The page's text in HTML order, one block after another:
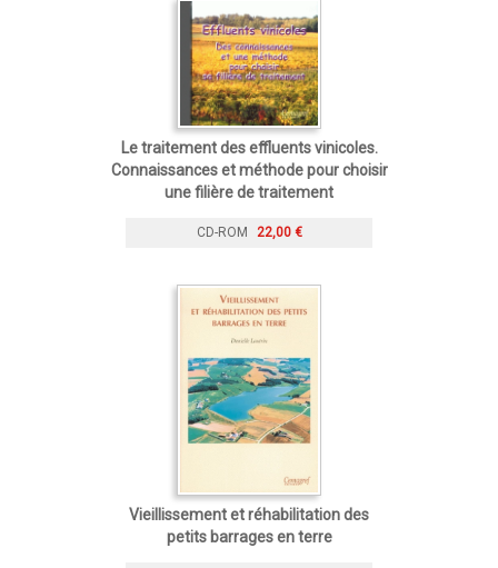
Le traitement des effluents vinicoles.
Connaissances et méthode pour choisir
une filière de traitement
CD-ROM 22,00 €
Vieillissement et réhabilitation des
petits barrages en terre